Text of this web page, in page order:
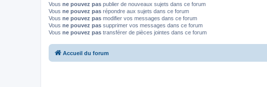
Vous ne pouvez pas publier de nouveaux sujets dans ce forum
Vous ne pouvez pas répondre aux sujets dans ce forum
Vous ne pouvez pas modifier vos messages dans ce forum
Vous ne pouvez pas supprimer vos messages dans ce forum
Vous ne pouvez pas transférer de pièces jointes dans ce forum
Accueil du forum